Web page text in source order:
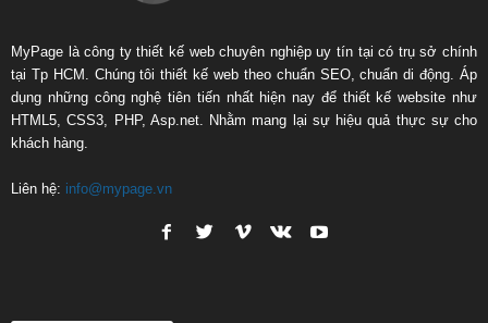
MyPage là công ty thiết kế web chuyên nghiệp uy tín tại có trụ sở chính
tại Tp HCM. Chúng tôi thiết kế web theo chuẩn SEO, chuẩn di động. Áp
dụng những công nghệ tiên tiến nhất hiện nay để thiết kế website như
HTML5, CSS3, PHP, Asp.net. Nhằm mang lại sự hiệu quả thực sự cho
khách hàng.
Liên hệ: info@mypage.vn